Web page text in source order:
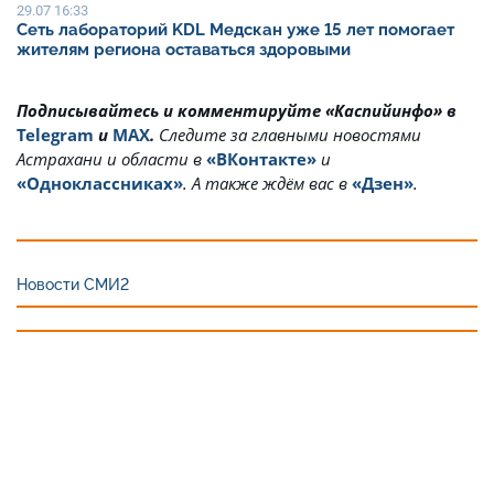
29.07 16:33
Сеть лабораторий KDL Медскан уже 15 лет помогает
жителям региона оставаться здоровыми
Подписывайтесь и комментируйте «Каспийинфо» в
Telegram и MAX. Cледите за главными новостями
Астрахани и области в «ВКонтакте» и
«Одноклассниках». А также ждём вас в «Дзен».
Новости СМИ2